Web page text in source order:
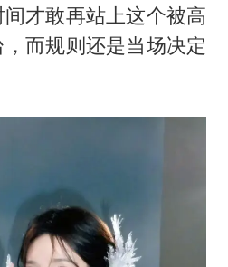
才敢再站上这个被高
而规则还是当场决定